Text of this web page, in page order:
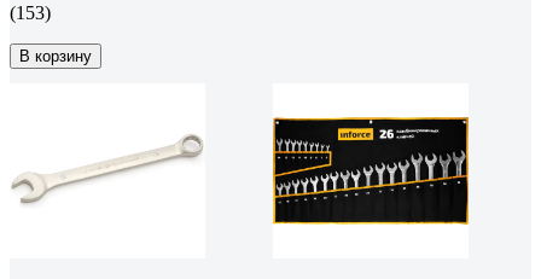
(153)
В корзину